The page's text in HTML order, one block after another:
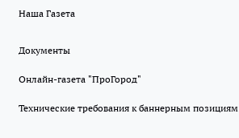
Наша Газета
Документы
Онлайн-газета "ПроГород"
Технические требования к баннерным позициям